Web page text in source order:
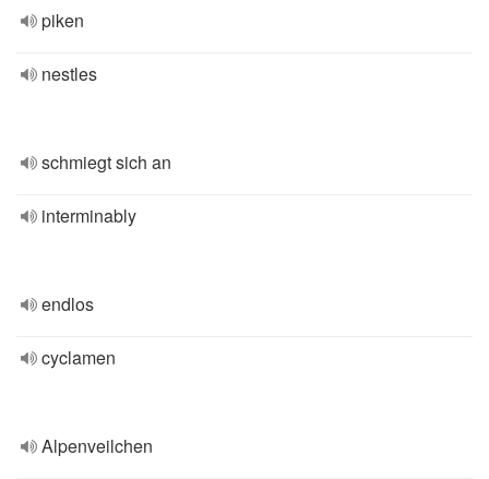
piken
nestles
schmiegt sich an
interminably
endlos
cyclamen
Alpenveilchen